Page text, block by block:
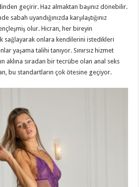
geçirir. Haz almaktan başınız dönebilir.
sabah uyandığınızda karşılaştığınız
olur. Hicran, her bireyin
sağlayarak onlara kendilerini istedikleri
yaşama talihi tanıyor. Sınırsız hizmet
aklına sıradan bir tecrübe olan anal seks
bu standartların çok ötesine geçiyor.